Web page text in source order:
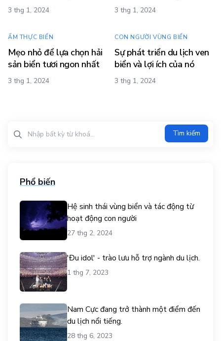
3 thg 1, 2024 3 thg 1, 2024
ẨM THỰC BIỂN
Mẹo nhỏ để lựa chọn hải
sản biển tươi ngon nhất
3 thg 1, 2024
CON NGƯỜI VÙNG BIỂN
Sự phát triển du lịch ven
biển và lợi ích của nó
3 thg 1, 2024
Tìm kiếm
Phổ biến
Hệ sinh thái vùng biển và tác động từ
hoạt động con người
27 thg 2, 2024
'Đu idol' - trào lưu hỗ trợ ngành du lịch.
1 thg 7, 2023
Nam Cực đang trở thành một điểm đến
du lịch nổi tiếng.
28 thg 6, 2023